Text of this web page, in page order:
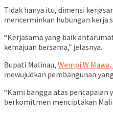
Tidak hanya itu, dimensi
mencerminkan hubungan kerja
“Kerjasama yang baik
kemajuan bersama,” jelasnya.
Bupati Malinau, Wempi W Mawa,
mewujudkan pembangunan
“Kami bangga atas
berkomitmen menciptakan